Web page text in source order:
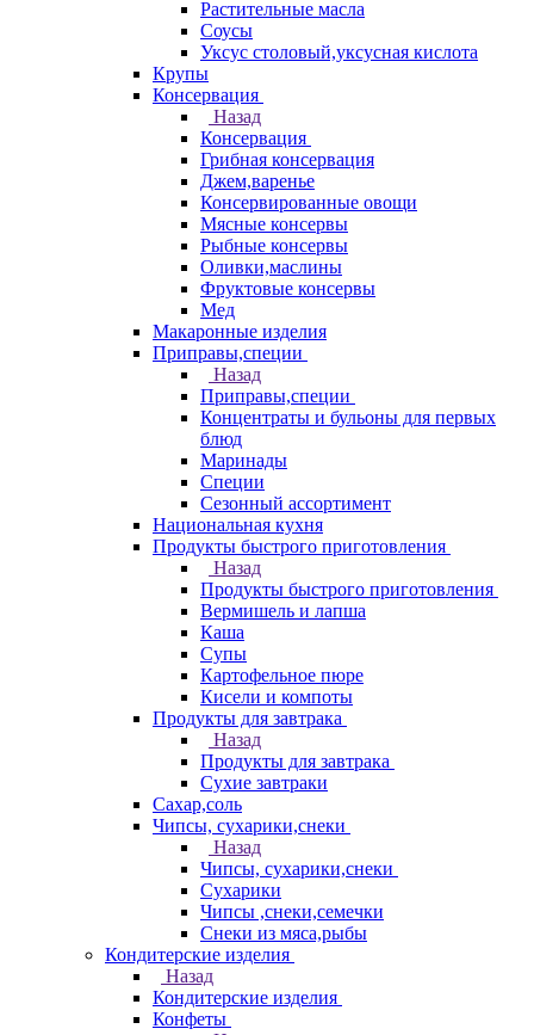
Растительные масла
Соусы
Уксус столовый,уксусная кислота
Крупы
Консервация
Назад
Консервация
Грибная консервация
Джем,варенье
Консервированные овощи
Мясные консервы
Рыбные консервы
Оливки,маслины
Фруктовые консервы
Мед
Макаронные изделия
Приправы,специи
Назад
Приправы,специи
Концентраты и бульоны для первых
блюд
Маринады
Специи
Сезонный ассортимент
Национальная кухня
Продукты быстрого приготовления
Назад
Продукты быстрого приготовления
Вермишель и лапша
Каша
Супы
Картофельное пюре
Кисели и компоты
Продукты для завтрака
Назад
Продукты для завтрака
Сухие завтраки
Сахар,соль
Чипсы, сухарики,снеки
Назад
Чипсы, сухарики,снеки
Сухарики
Чипсы ,снеки,семечки
Снеки из мяса,рыбы
Кондитерские изделия
Назад
Кондитерские изделия
Конфеты